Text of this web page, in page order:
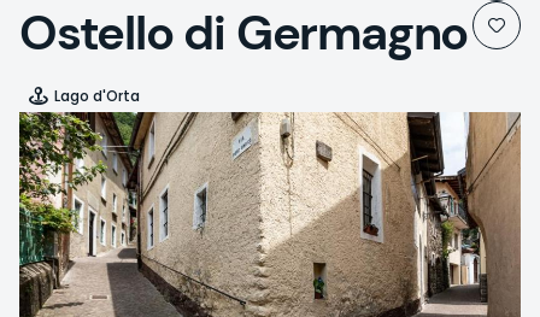
Ostello di Germagno
Lago d'Orta